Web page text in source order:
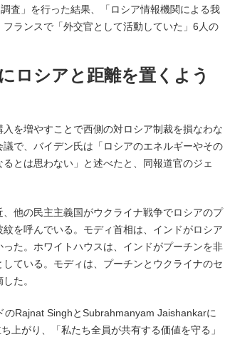
査」を行った結果、「ロシア情報機関による我
ランスで「外交官として活動していた」6人の
ロシアと距離を置くよう
を増やすことで西側の対ロシア制裁を損なわな
で、バイデン氏は「ロシアのエネルギーやその
とは思わない」と述べたと、同報道官のジェ
他の民主主義国がウクライナ戦争でロシアのプ
を呼んでいる。モディ首相は、インドがロシア
た。ホワイトハウスは、インドがプーチンを非
ている。モディは、プーチンとウクライナのセ
た。
Rajnat SinghとSubrahmanyam Jaishankarに
上がり、「私たち全員が共有する価値を守る」